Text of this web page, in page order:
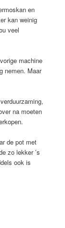
en
kan weinig
veel
machine
nemen. Maar
na moeten
de pot met
zo lekker ’s
ook is